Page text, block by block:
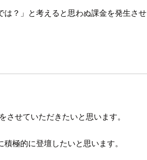
？」と考えると思わぬ課金を発生させ
せていただきたいと思います。
極的に登壇したいと思います。